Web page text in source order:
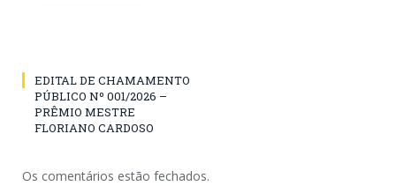
EDITAL DE CHAMAMENTO
PÚBLICO Nº 001/2026 –
PRÊMIO MESTRE
FLORIANO CARDOSO
Os comentários estão fechados.